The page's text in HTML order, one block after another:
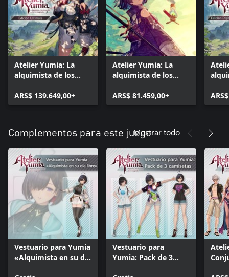
Atelier Yumia: La
alquimista de los
imaginada Edición
Ultimate
ARS$ 139.649,00+
Atelier Yumia: La
alquimista de los
imaginada
ARS$ 81.459,00+
Complementos para este juegoMostrar todo
Vestuario para Yumia
«Alquimista en su día
Vestuario para
Yumia: Pack de 3